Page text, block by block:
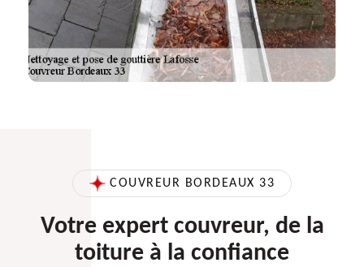
COUVREUR BORDEAUX 33
Votre expert couvreur, de la
toiture à la confiance